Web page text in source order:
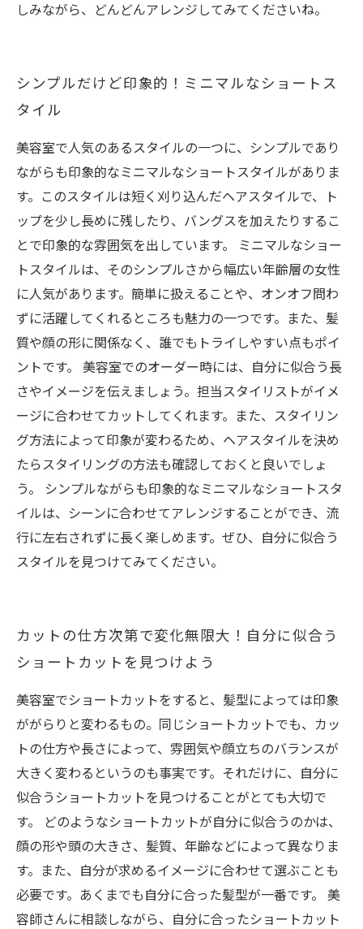
しみながら、どんどんアレンジしてみてくださいね。
シンプルだけど印象的！ミニマルなショートス
タイル
美容室で人気のあるスタイルの一つに、シンプルであり
ながらも印象的なミニマルなショートスタイルがありま
す。このスタイルは短く刈り込んだヘアスタイルで、ト
ップを少し長めに残したり、バングスを加えたりするこ
とで印象的な雰囲気を出しています。 ミニマルなショー
トスタイルは、そのシンプルさから幅広い年齢層の女性
に人気があります。簡単に扱えることや、オンオフ問わ
ずに活躍してくれるところも魅力の一つです。また、髪
質や顔の形に関係なく、誰でもトライしやすい点もポイ
ントです。 美容室でのオーダー時には、自分に似合う長
さやイメージを伝えましょう。担当スタイリストがイメ
ージに合わせてカットしてくれます。また、スタイリン
グ方法によって印象が変わるため、ヘアスタイルを決め
たらスタイリングの方法も確認しておくと良いでしょ
う。 シンプルながらも印象的なミニマルなショートスタ
イルは、シーンに合わせてアレンジすることができ、流
行に左右されずに長く楽しめます。ぜひ、自分に似合う
スタイルを見つけてみてください。
カットの仕方次第で変化無限大！自分に似合う
ショートカットを見つけよう
美容室でショートカットをすると、髪型によっては印象
ががらりと変わるもの。同じショートカットでも、カッ
トの仕方や長さによって、雰囲気や顔立ちのバランスが
大きく変わるというのも事実です。それだけに、自分に
似合うショートカットを見つけることがとても大切で
す。 どのようなショートカットが自分に似合うのかは、
顔の形や頭の大きさ、髪質、年齢などによって異なりま
す。また、自分が求めるイメージに合わせて選ぶことも
必要です。あくまでも自分に合った髪型が一番です。 美
容師さんに相談しながら、自分に合ったショートカット